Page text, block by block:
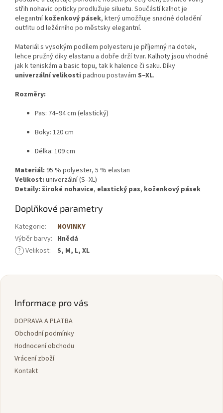
střih nohavic opticky prodlužuje siluetu. Součástí kalhot je
elegantníkoženkový pásek, který umožňuje snadné doladění
outfitu od ležérního po městsky elegantní.
Materiál s vysokým podílem polyesteru je příjemný na dotek,
lehce pružný díky elastanu a dobře drží tvar. Kalhoty jsou vhodné
jak k teniskám a basic topu, tak k halence či saku. Díky
univerzální velikosti padnou postavám S–XL.
Rozměry:
Pas: 74–94 cm (elastický)
Boky: 120 cm
Délka: 109 cm
Materiál: 95 % polyester, 5 % elastan
Velikost: univerzální (S–XL)
Detaily: široké nohavice, elastický pas, koženkový pásek
Doplňkové parametry
Kategorie:
NOVINKY
Výběr barvy: Hnědá
? Velikost: S, M, L, XL
Z
Informace pro vás
DOPRAVA A PLATBA
Obchodní podmínky
Hodnocení obchodu
Vrácení zboží
Kontakt